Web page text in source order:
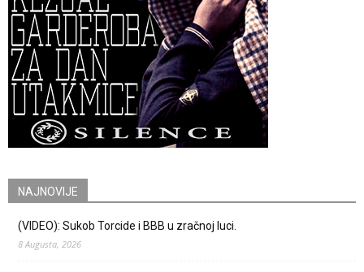
NAJNOVIJE
(VIDEO): Sukob Torcide i BBB u zračnoj luci.
8 Augusta, 2026